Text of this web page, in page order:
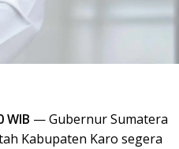
WIB — Gubernur Sumatera
Kabupaten Karo segera